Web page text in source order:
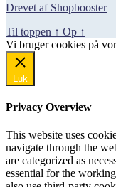
549,00
Drevet af Shopbooster
Til toppen ↑ Op ↑
Vi bruger cookies på
Luk
Privacy Overview
This website uses
navigate through the
are categorized as
essential for the